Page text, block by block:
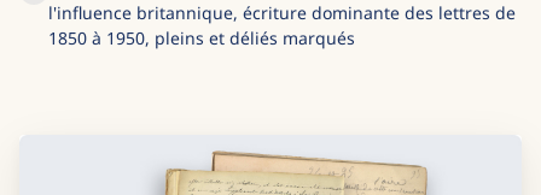
l'influence britannique, écriture dominante des lettres de
1850 à 1950, pleins et déliés marqués